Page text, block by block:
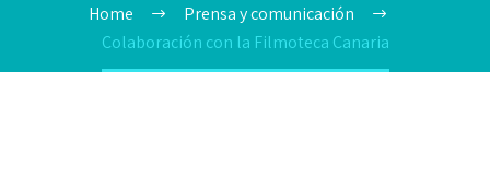
Home
Prensa y comunicación
Colaboración con la Filmoteca Canaria